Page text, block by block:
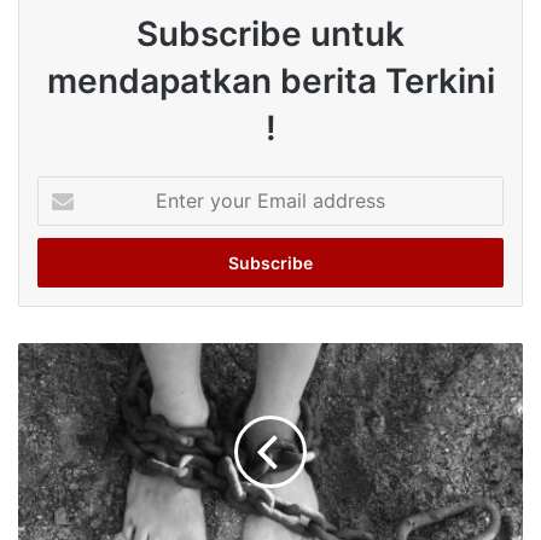
Subscribe untuk
mendapatkan berita Terkini
!
your
Email